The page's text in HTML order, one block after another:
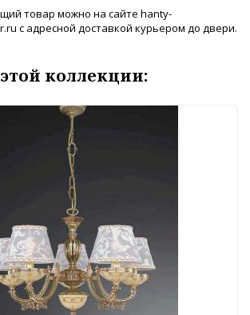
товар можно на сайте hanty-
с адресной доставкой курьером до двери.
коллекции: